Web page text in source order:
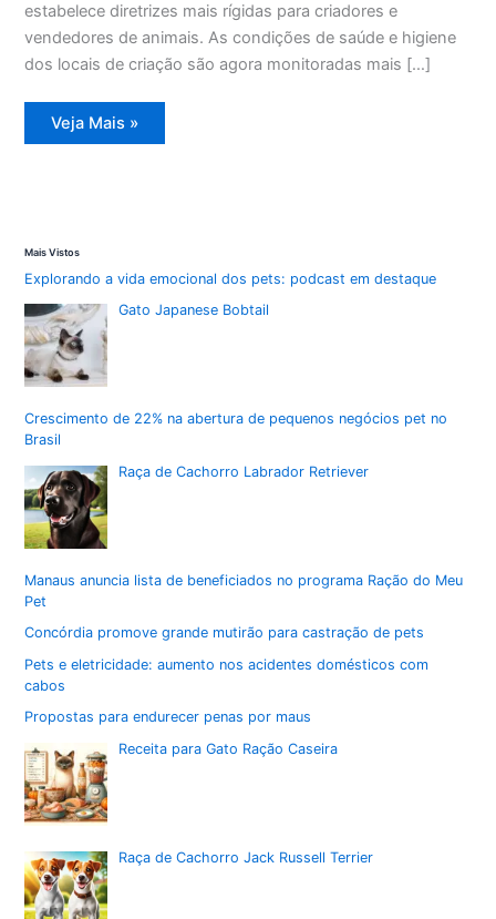
estabelece diretrizes mais rígidas para criadores e
vendedores de animais. As condições de saúde e higiene
dos locais de criação são agora monitoradas mais […]
Novo
Código
e
amputações
em
Veja Mais »
Mais Vistos
Explorando a vida emocional dos pets: podcast em destaque
Gato Japanese Bobtail
Crescimento de 22% na abertura de pequenos negócios pet no
Brasil
Raça de Cachorro Labrador Retriever
Manaus anuncia lista de beneficiados no programa Ração do Meu
Pet
Concórdia promove grande mutirão para castração de pets
Pets e eletricidade: aumento nos acidentes domésticos com
cabos
Propostas para endurecer penas por maus
Receita para Gato Ração Caseira
Raça de Cachorro Jack Russell Terrier